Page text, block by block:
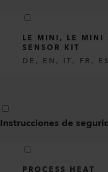
LE MINI, LE MINI
SENSOR KIT
DE, EN, IT, FR,
Instrucciones de